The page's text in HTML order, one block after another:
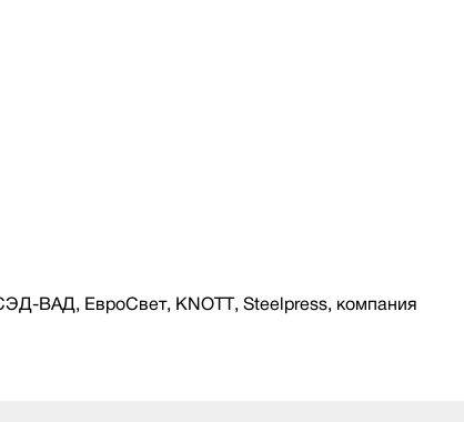
ВАД, ЕвроСвет, KNOTT, Steelpress, компания